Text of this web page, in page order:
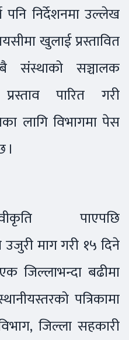
पनि निर्देशनमा उल्लेख
खुलाई प्रस्तावित
संस्थाको सञ्चालक
पारित गरी
लागि विभागमा पेस
।
पाएपछि
माग गरी १५ दिने
जिल्लाभन्दा बढीमा
पत्रिकामा
जिल्ला सहकारी